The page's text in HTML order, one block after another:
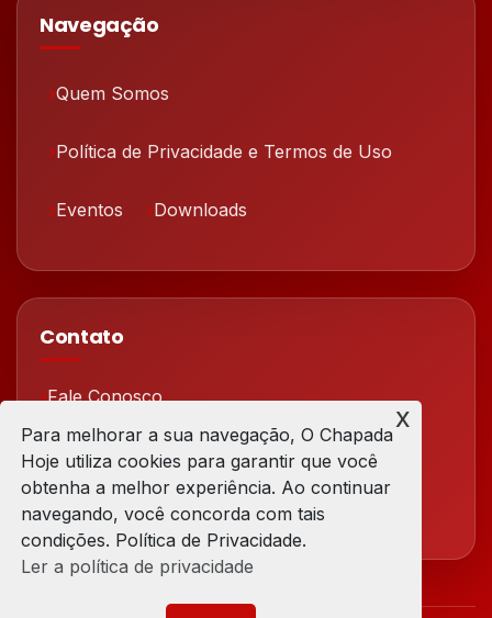
Navegação
Quem Somos
Política de Privacidade e Termos de Uso
Eventos Downloads
Contato
Fale Conosco
Redes Sociais
Para melhorar a sua navegação, O Chapada
Hoje utiliza cookies para garantir que você
obtenha a melhor experiência. Ao continuar
navegando, você concorda com tais
condições. Política de Privacidade.
Ler a política de privacidade
x